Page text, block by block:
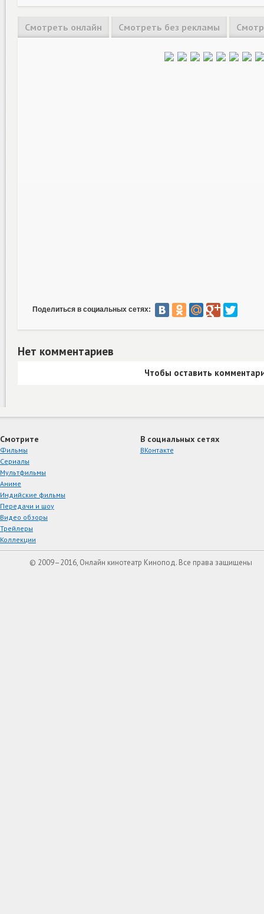
Смотреть онлайн Смотреть без рекламы
Поделиться в социальных сетях:
Нет комментариев
Чтобы оставить
Смотрите
Фильмы
Сериалы
Мультфильмы
Аниме
Индийские фильмы
Передачи и шоу
Видео обзоры
Трейлеры
Коллекции
В социальных сетях
ВКонтакте
© 2009–2016, Онлайн кинотеатр Кинопод. Все права защищены